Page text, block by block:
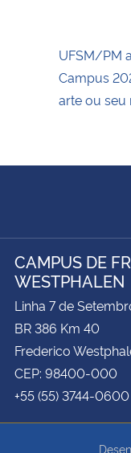
UFSM/PM
Campus
arte ou seu
CAMPUS DE
WESTPHALEN
Linha 7 de
BR 386 Km 40
Frederico
CEP: 98400-000
+55 (55) 3744-0600